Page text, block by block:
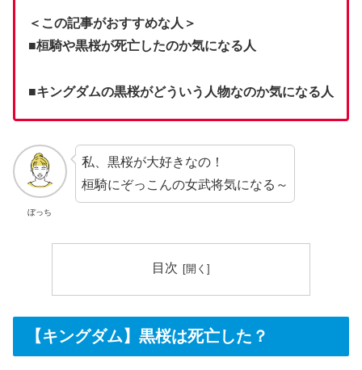
＜この記事がおすすめな人＞
■桓騎や黒桜が死亡したのか気になる人
■キングダムの黒桜がどういう人物なのか気になる人
ぼっち
私、黒桜が大好きなの！
桓騎にぞっこんの女武将気になる～
目次
【キングダム】黒桜は死亡した？